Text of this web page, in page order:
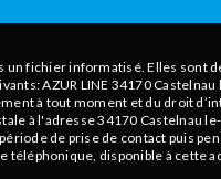
fichier informatisé. Elles sont
AZUR LINE 34170
à tout moment et du droit
à l'adresse 34170 Castelnau
de prise de contact puis
téléphonique, disponible à cette